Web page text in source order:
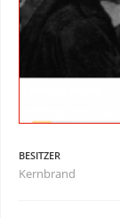
BESITZER
Kernbrand